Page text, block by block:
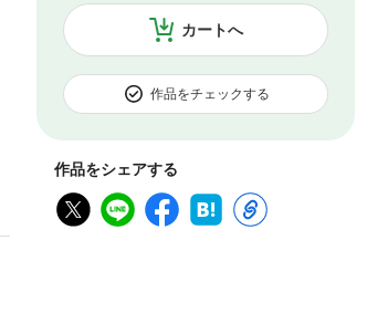
カートへ
作品をチェックする
作品をシェアする